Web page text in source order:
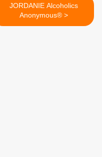
JORDANIE Alcoholics
Anonymous® >